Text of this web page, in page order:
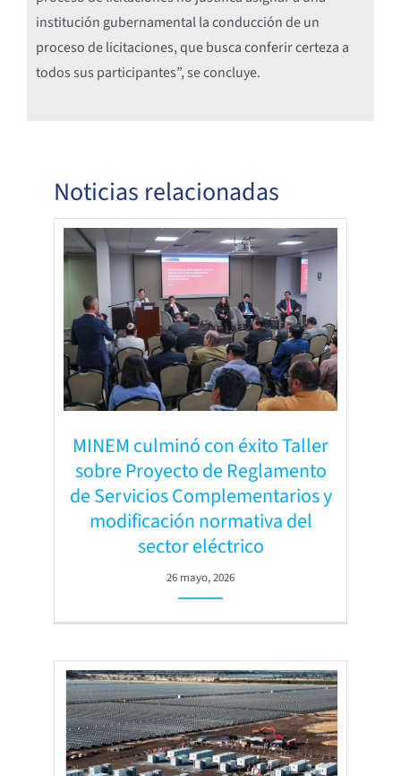
institución gubernamental la conducción de un
proceso de licitaciones, que busca conferir certeza a
todos sus participantes”, se concluye.
Noticias relacionadas
MINEM culminó con éxito Taller
sobre Proyecto de Reglamento
de Servicios Complementarios y
modificación normativa del
sector eléctrico
26 mayo, 2026